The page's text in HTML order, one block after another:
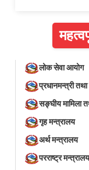
लोक सेवा आयोग
प्रधानमन्त्री तथा
सङ्घीय मामिला
गृह मन्त्रालय
अर्थ मन्त्रालय
परराष्ट्र